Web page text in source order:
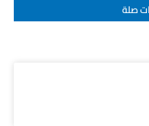
صلة